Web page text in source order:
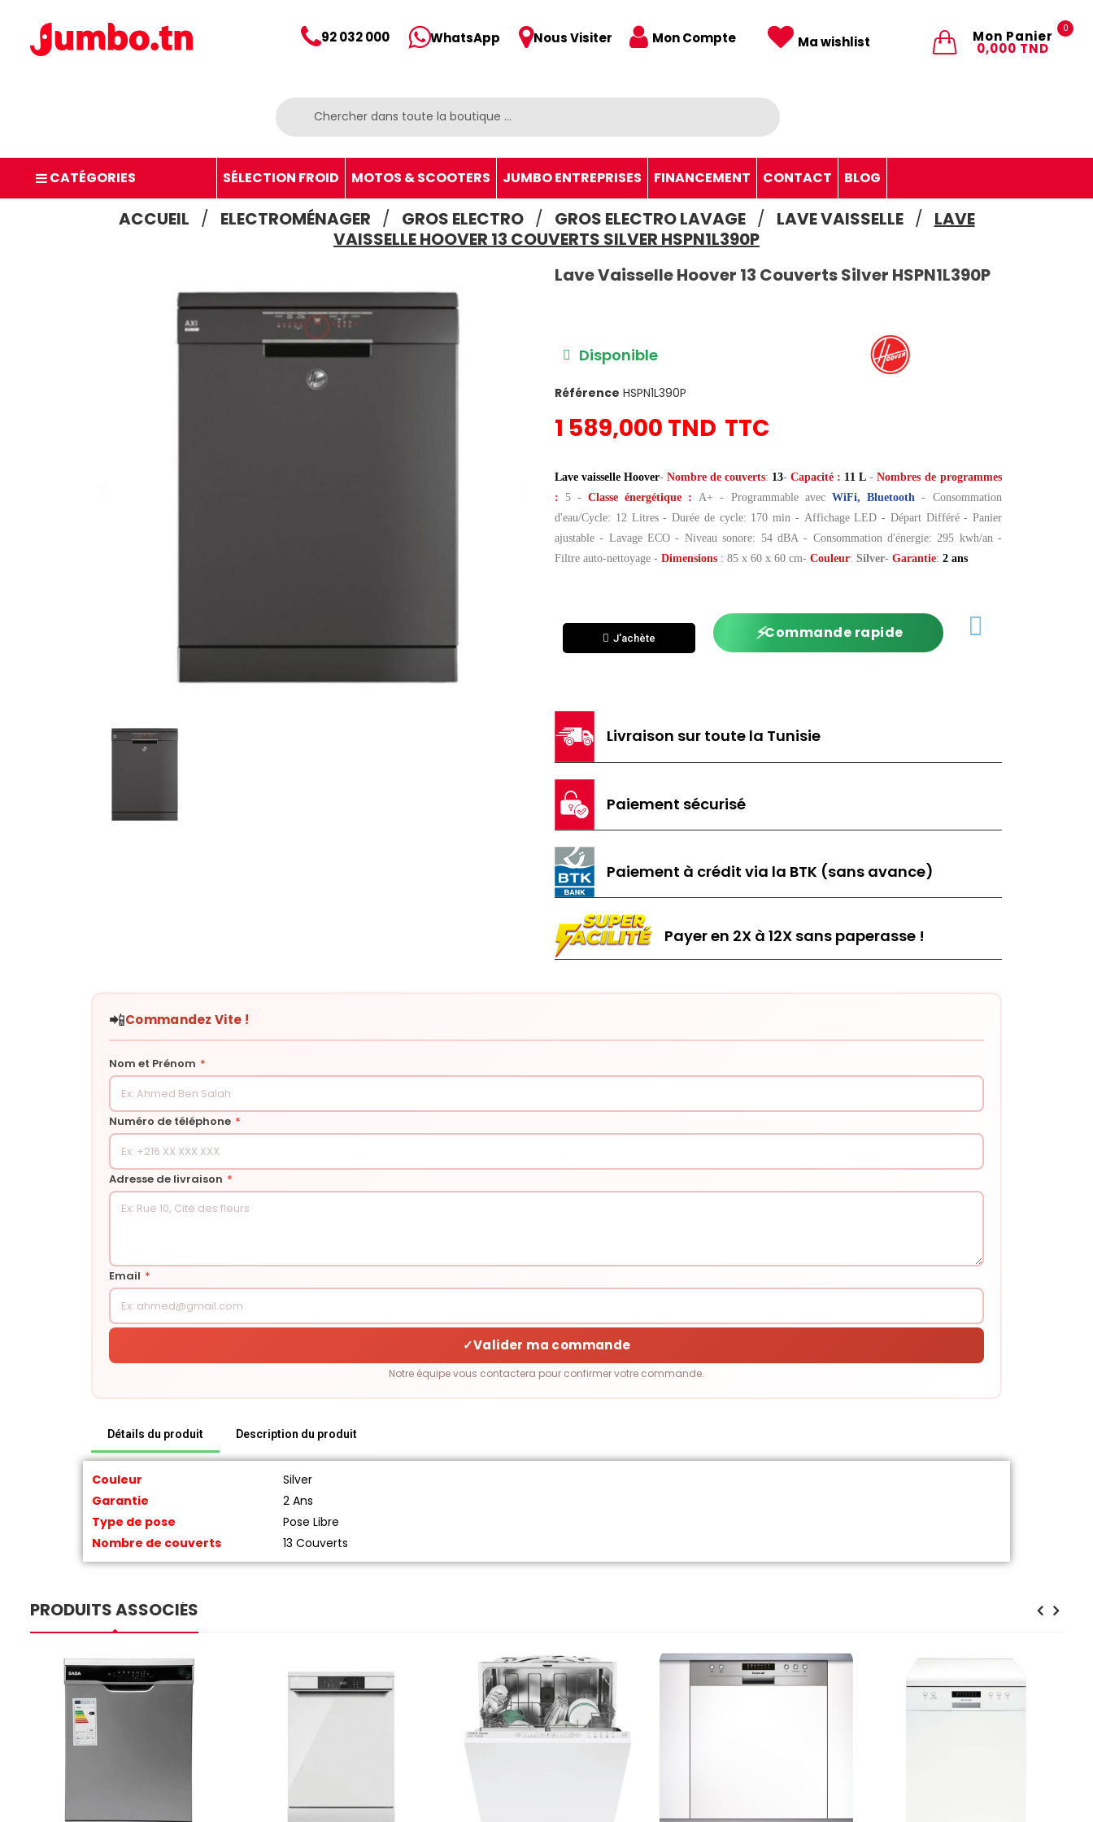
92 032 000 WhatsApp Nous Visiter
0
Mon Panier
0,000 TND
Mon Compte Ma wishlist
CATÉGORIES SÉLECTION FROID MOTOS & SCOOTERS JUMBO ENTREPRISES FINANCEMENT CONTACT BLOG
ACCUEIL ELECTROMÉNAGER GROS ELECTRO GROS ELECTRO LAVAGE LAVE VAISSELLE
LAVE
VAISSELLE HOOVER 13 COUVERTS SILVER HSPN1L390P
Lave Vaisselle Hoover 13 Couverts Silver HSPN1L390P
Disponible
Référence HSPN1L390P
1 589,000 TND TTC
Lave vaisselle Hoover- Nombre de couverts: 13- Capacité : 11 L - Nombres de programmes
: 5 - Classe énergétique : A+ - Programmable avec WiFi, Bluetooth - Consommation
d'eau/Cycle: 12 Litres - Durée de cycle: 170 min - Affichage LED - Départ Différé - Panier
ajustable - Lavage ECO - Niveau sonore: 54 dBA - Consommation d'énergie: 295 kwh/an -
Filtre auto-nettoyage - Dimensions : 85 x 60 x 60 cm- Couleur: Silver- Garantie: 2 ans
J'achète ⚡Commande rapide
Livraison sur toute la Tunisie
Paiement sécurisé
Paiement à crédit via la BTK (sans avance)
Payer en 2X à 12X sans paperasse !
📲Commandez Vite !
Nom et Prénom *
Numéro de téléphone *
Adresse de livraison *
Email *
✓Valider ma commande
Notre équipe vous contactera pour confirmer votre commande.
Détails du produit Description du produit
Couleur
Silver
Garantie
2 Ans
Type de pose
Pose Libre
Nombre de couverts
13 Couverts
PRODUITS ASSOCIÉS